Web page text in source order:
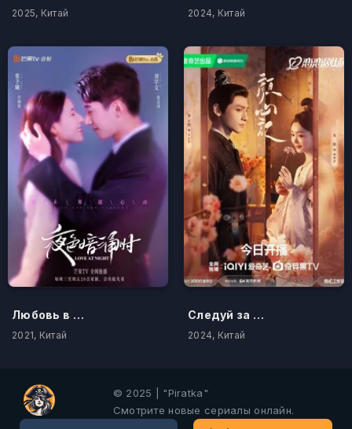
2025, Китай 2024, Китай
Любовь в ночи
2021, Китай
Следуй за своим сердцем
2024, Китай
© 2025 | "Piratka"
Смотрите новые сериалы онлайн.